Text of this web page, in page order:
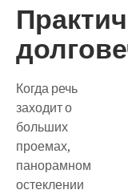
Когда речь
заходит о
больших
проемах,
панорамном
остеклении